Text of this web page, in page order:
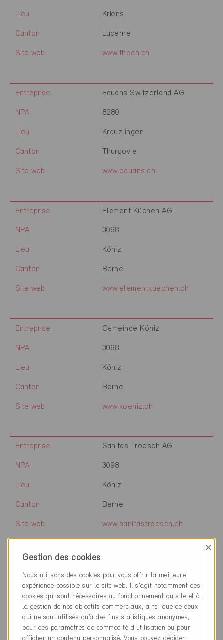
Lieu Kriens
Canton Lucerne
Site web www.thech.ch
Entreprise Equans Switzerland AG
NPA 8280
Lieu Kreuzlingen
Canton Thurgovie
Site web www.equans.ch
Entreprise Element Küchen AG
NPA 3098
Lieu Köniz
Canton Berne
Site web www.elementkuechen.ch
Entreprise Gemeinde Köniz
NPA 3098
Lieu Köniz
Canton Berne
Site web www.koeniz.ch
Entreprise Sanitas Troesch AG
NPA 3098
Lieu Köniz
Canton Berne
Site web www.sanitastroesch.ch
AG
NPA 8302
Kloten
Canton
Gestion des cookies
×
Nous utilisons des cookies pour vous offrir la meilleure
expérience possible sur le site web. Il s'agit notamment des
cookies qui sont nécessaires au fonctionnement du site et à
la gestion de nos objectifs commerciaux, ainsi que de ceux
qui ne sont utilisés qu’à des fins statistiques anonymes,
pour des paramètres de commodité d’utilisation ou pour
afficher un contenu personnalisé. Vous pouvez décider